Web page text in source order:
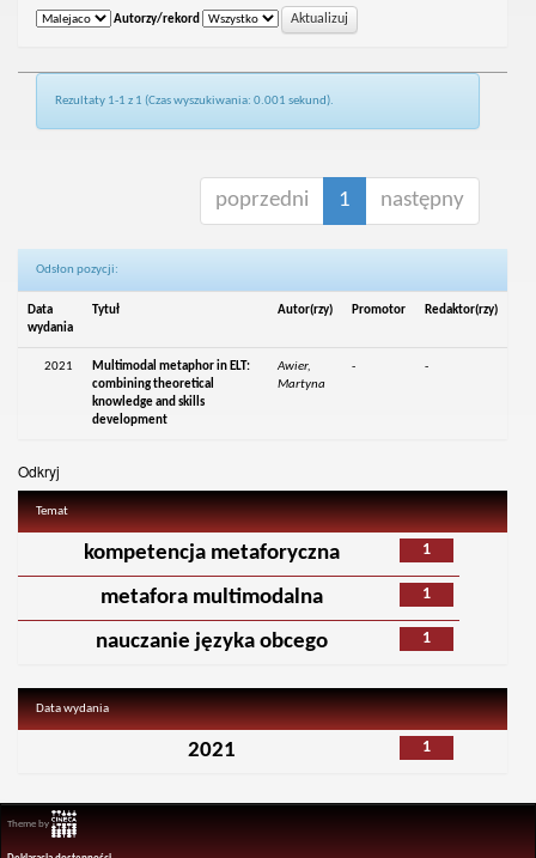
Autorzy/rekord
Rezultaty 1-1 z 1 (Czas wyszukiwania: 0.001 sekund).
poprzedni 1 następny
Odsłon pozycji:
Data
wydania
Tytuł Autor(rzy) Promotor Redaktor(rzy)
2021
Multimodal metaphor in ELT:
combining theoretical
knowledge and skills
development
Awier,
Martyna
- -
Odkryj
Temat
1
kompetencja metaforyczna
1
metafora multimodalna
1
nauczanie języka obcego
Data wydania
1
2021
Theme by